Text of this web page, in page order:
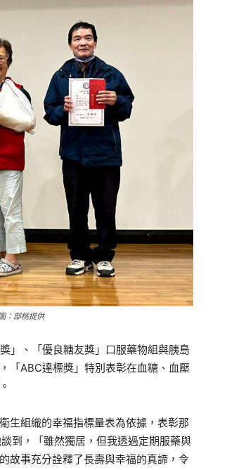
：部桃提供
」、「優良糖友獎」口服藥物組與胰島
「ABC達標獎」特別表彰在血糖、血壓
生組織的幸福指標量表為依據，表彰那
到，「雖然獨居，但我透過定期服藥與
故事充分詮釋了長壽與幸福的真諦，令